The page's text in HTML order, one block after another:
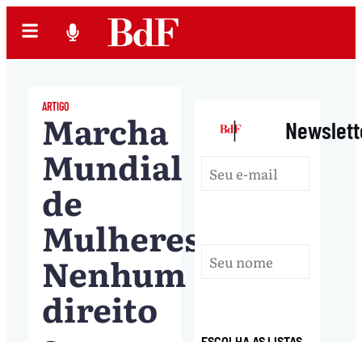
ARTIGO
Marcha
Mundial
de
Mulheres:
Nenhum
direito
|